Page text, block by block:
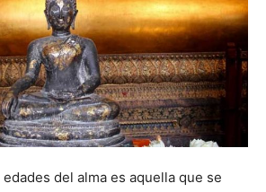
del alma es aquella que se